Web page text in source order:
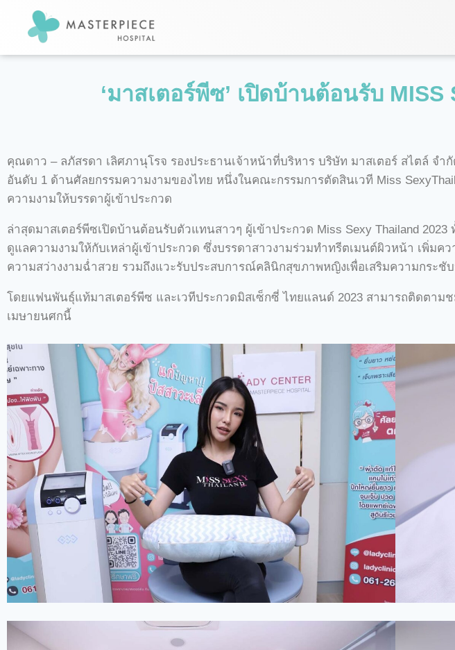
‘มาสเตอร์พีซ’ เปิดบ้านต้อนรับ MISS
คุณดาว – ลภัสรดา เลิศภานุโรจ รองประธานเจ้าหน้าที่บริหาร บริษัท มาสเตอร์ สไตล์ จ
อันดับ 1 ด้านศัลยกรรมความงามของไทย หนึ่งในคณะกรรมการตัดสินเวที Miss
ความงามให้บรรดาผู้เข้าประกวด
ล่าสุดมาสเตอร์พีซเปิดบ้านต้อนรับตัวแทนสาวๆ ผู้เข้าประกวด Miss Sexy Thailand
ดูแลความงามให้กับเหล่าผู้เข้าประกวด ซึ่งบรรดาสาวงามร่วมทำทรีตเมนต์ผิวหน้า เพิ่มค
ความสว่างงามฉ่ำสวย รวมถึงแวะรับประสบการณ์คลินิกสุขภาพหญิงเพื่อเสริมความกระชั
โดยแฟนพันธ์ุแท้มาสเตอร์พีซ และเวทีประกวดมิสเซ็กซี่ ไทยแลนด์ 2023 สามารถติดตา
เมษายนศกนี้